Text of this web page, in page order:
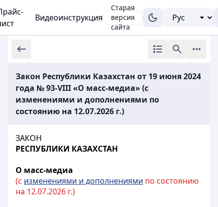
Видеоинструкция
Старая
версия
сайта
Закон Республики Казахстан от 19 июня 2024
года № 93-VIII «О масс-медиа» (с
изменениями и дополнениями по
состоянию на 12.07.2026 г.)
ЗАКОН
РЕСПУБЛИКИ КАЗАХСТАН
О масс-медиа
(с изменениями и дополнениями по состоянию
на 12.07.2026 г.)